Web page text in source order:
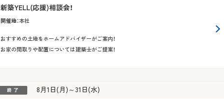
新築YELL(応援)相談会！
開催地：本社
おすすめの土地をホームアドバイザーがご案内！
お家の間取りや配置については建築士がご提案！
8月1日(月)～31日(水)